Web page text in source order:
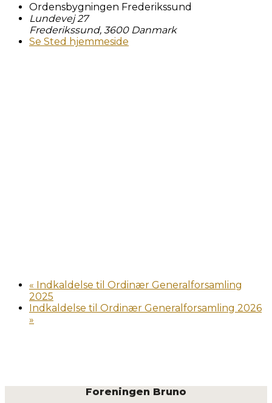
Ordensbygningen Frederikssund
Lundevej 27
Frederikssund, 3600 Danmark
Se Sted hjemmeside
« Indkaldelse til Ordinær Generalforsamling
2025
Indkaldelse til Ordinær Generalforsamling 2026
»
Foreningen Bruno